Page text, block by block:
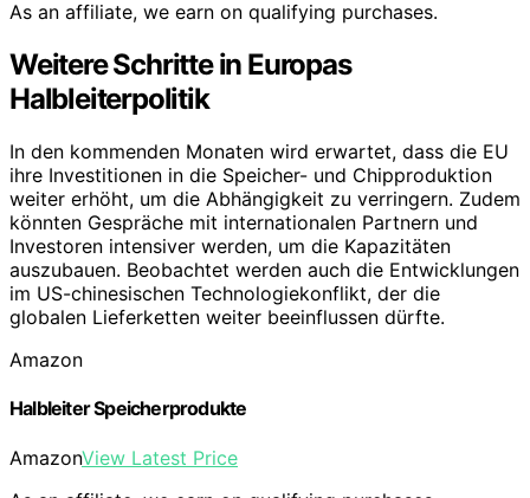
As an affiliate, we earn on qualifying purchases.
Weitere Schritte in Europas
Halbleiterpolitik
In den kommenden Monaten wird erwartet, dass die EU
ihre Investitionen in die Speicher- und Chipproduktion
weiter erhöht, um die Abhängigkeit zu verringern. Zudem
könnten Gespräche mit internationalen Partnern und
Investoren intensiver werden, um die Kapazitäten
auszubauen. Beobachtet werden auch die Entwicklungen
im US-chinesischen Technologiekonflikt, der die
globalen Lieferketten weiter beeinflussen dürfte.
Amazon
Halbleiter Speicherprodukte
AmazonView Latest Price